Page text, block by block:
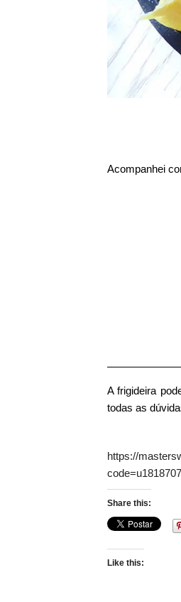
Acompanhei
A frigideira
todas as
https://
Share this:
Like this: